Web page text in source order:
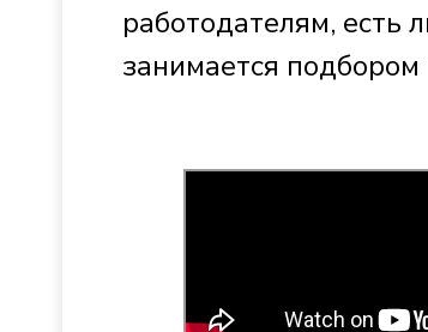
работодателям, есть
занимается